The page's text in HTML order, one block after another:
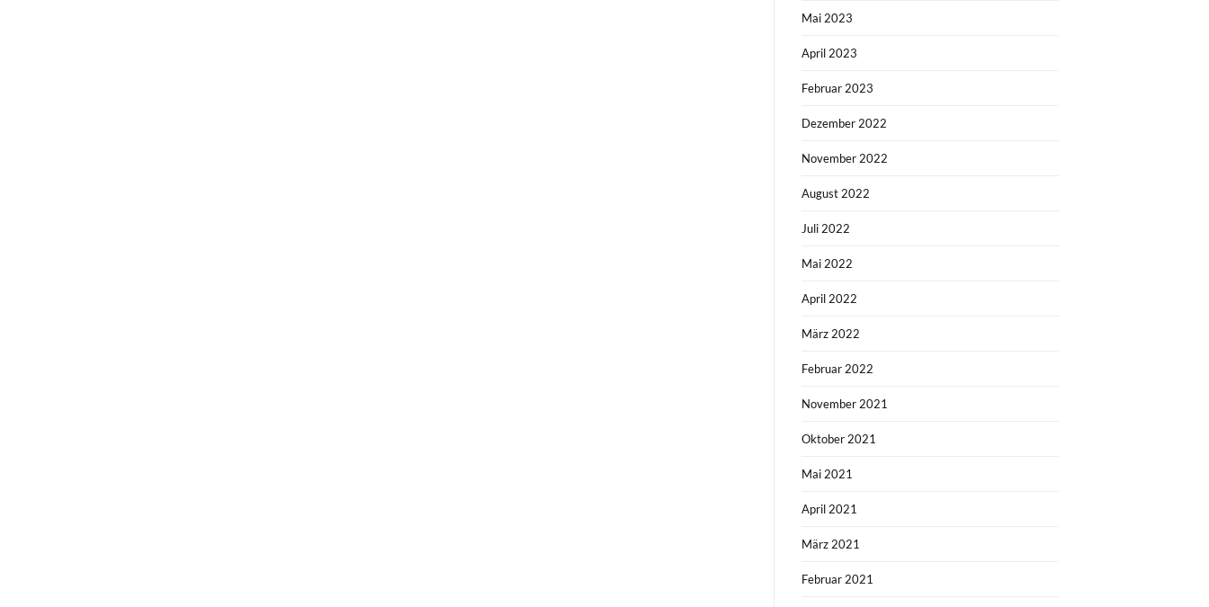
Mai 2023
April 2023
Februar 2023
Dezember 2022
November 2022
August 2022
Juli 2022
Mai 2022
April 2022
März 2022
Februar 2022
November 2021
Oktober 2021
Mai 2021
April 2021
März 2021
Februar 2021